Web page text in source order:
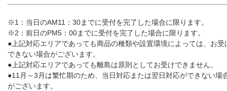
※1：当日のAM11：30までに受付を完了した場合に限ります。
※2：前日のPM5：00までに受付を完了した場合に限ります。
●上記対応エリアであっても商品の種類や設置環境によっては、お受
できない場合がございます。
●上記対応エリアであっても離島は原則としてお受けできません。
●11月～3月は繁忙期のため、当日対応または翌日対応ができない場
がございます。